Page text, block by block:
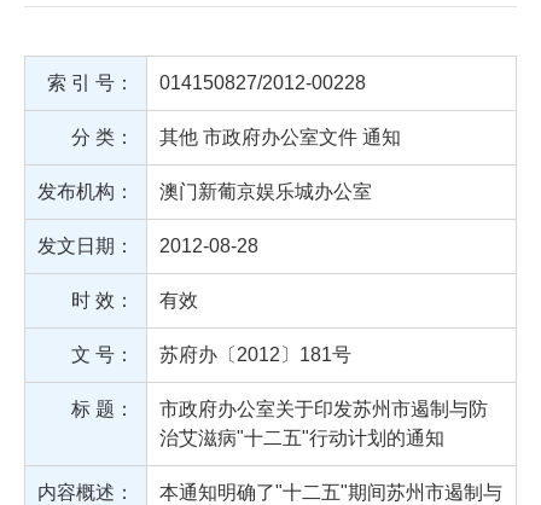
索 引 号： 014150827/2012-00228
分 类： 其他 市政府办公室文件 通知
发布机构： 澳门新葡京娱乐城办公室
发文日期： 2012-08-28
时 效： 有效
文 号： 苏府办〔2012〕181号
标 题：
市政府办公室关于印发苏州市遏制与防
治艾滋病"十二五"行动计划的通知
内容概述：
本通知明确了"十二五"期间苏州市遏制与